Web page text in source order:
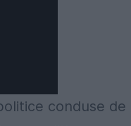
conduse de